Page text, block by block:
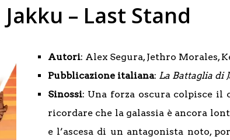
– Last Stand
Autori: Alex Segura, Jethro Morales,
Pubblicazione italiana: La Battaglia di
Sinossi: Una forza oscura colpisce il
ricordare che la galassia è ancora
e l’ascesa di un antagonista noto,